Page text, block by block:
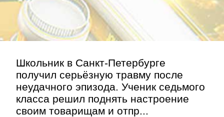
Школьник в Санкт-Петербурге
получил серьёзную травму после
неудачного эпизода. Ученик седьмого
класса решил поднять настроение
своим товарищам и отпр...
Контакт»